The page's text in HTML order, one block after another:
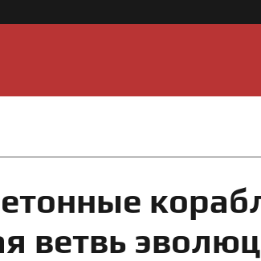
ветвь